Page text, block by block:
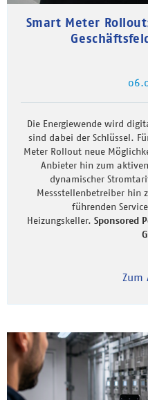
Smart Meter
Die Energiewende wird
sind dabei der Schlüssel.
Meter Rollout neue
Anbieter hin zum
dynamischer
Messstellenbetreiber hin
führenden
Heizungskeller. Sponsored
Zum